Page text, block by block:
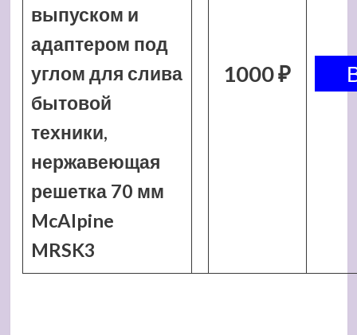
выпуском и
адаптером под
углом для слива
бытовой
техники,
нержавеющая
решетка 70 мм
McAlpine
MRSK3
1000 ₽